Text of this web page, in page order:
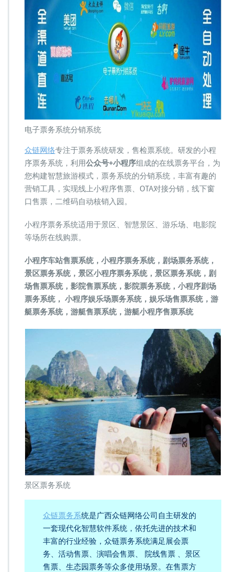
众
号
+小
程
序
融
合，
实
智
慧
旅
游
销
活
动
电子票务系统分销系统
众链网络专注于票务系统研发，售检票系统。研发的小程
序票务系统，利用公众号+小程序组成的在线票务平台，为
您构建智慧旅游模式，票务系统的分销系统，丰富有趣的
营销工具，实现线上小程序售票、OTA对接分销，线下窗
口售票，二维码自动核销入园。
小程序票务系统适用于景区、智慧景区、游乐场、电影院
等场所在线购票。
小程序车站售票系统，小程序票务系统，剧场票务系统，
景区票务系统，景区小程序票务系统，景区票务系统，剧
场售票系统，影院售票系统，影院票务系统，小程序剧场
票务系统， 小程序娱乐场票务系统，娱乐场售票系统，游
艇票务系统，游艇售票系统，游艇小程序售票系统
景区票务系统
众链票务系统是广西众链网络公司自主研发的
一套现代化智慧软件系统，依托先进的技术和
丰富的行业经验，众链票务系统满足展会票
务、活动售票、演唱会售票、 院线售票 、景区
售票、生态园票务等众多使用场景。在售票方